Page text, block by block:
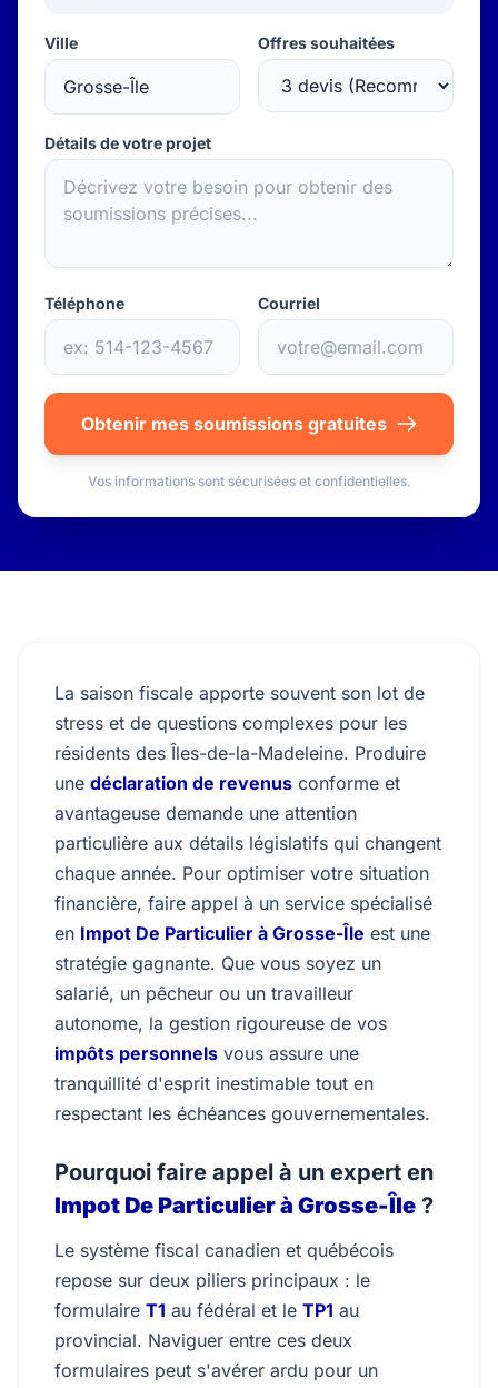
Ville Offres souhaitées
Détails de votre projet
Téléphone Courriel
Obtenir mes soumissions gratuites
Vos informations sont sécurisées et confidentielles.
La saison fiscale apporte souvent son lot de
stress et de questions complexes pour les
résidents des Îles-de-la-Madeleine. Produire
une déclaration de revenus conforme et
avantageuse demande une attention
particulière aux détails législatifs qui changent
chaque année. Pour optimiser votre situation
financière, faire appel à un service spécialisé
en Impot De Particulier à Grosse-Île est une
stratégie gagnante. Que vous soyez un
salarié, un pêcheur ou un travailleur
autonome, la gestion rigoureuse de vos
impôts personnels vous assure une
tranquillité d'esprit inestimable tout en
respectant les échéances gouvernementales.
Pourquoi faire appel à un expert en
Impot De Particulier à Grosse-Île ?
Le système fiscal canadien et québécois
repose sur deux piliers principaux : le
formulaire T1 au fédéral et le TP1 au
provincial. Naviguer entre ces deux
formulaires peut s'avérer ardu pour un